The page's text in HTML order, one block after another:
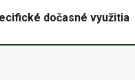
dočasné využitia